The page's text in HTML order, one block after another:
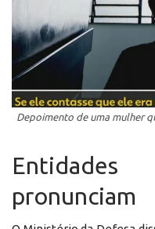
Depoimento de uma mulher
pronunciam